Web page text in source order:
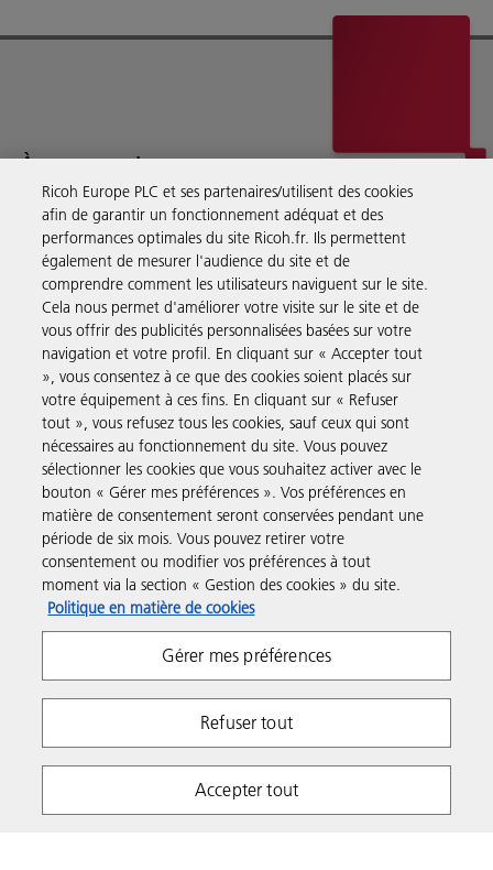
À propos de nous
Ricoh fournit des services de gestion documentaires, des conseils,
des logiciels et du matériel à des entreprises du monde entier.
En savoir plus sur notre histoire et ce que nous faisons
Solutions pour les entreprises
Produits et Services
Assistance & Contact
Ressources
Suivez-nous
Ricoh Europe PLC et ses partenaires/utilisent des cookies
afin de garantir un fonctionnement adéquat et des
performances optimales du site Ricoh.fr. Ils permettent
également de mesurer l'audience du site et de
comprendre comment les utilisateurs naviguent sur le site.
Cela nous permet d'améliorer votre visite sur le site et de
vous offrir des publicités personnalisées basées sur votre
navigation et votre profil. En cliquant sur « Accepter tout
», vous consentez à ce que des cookies soient placés sur
votre équipement à ces fins. En cliquant sur « Refuser
tout », vous refusez tous les cookies, sauf ceux qui sont
nécessaires au fonctionnement du site. Vous pouvez
sélectionner les cookies que vous souhaitez activer avec le
bouton « Gérer mes préférences ». Vos préférences en
matière de consentement seront conservées pendant une
période de six mois. Vous pouvez retirer votre
consentement ou modifier vos préférences à tout
moment via la section « Gestion des cookies » du site.
Politique en matière de cookies
Gérer mes préférences
Refuser tout
Accepter tout